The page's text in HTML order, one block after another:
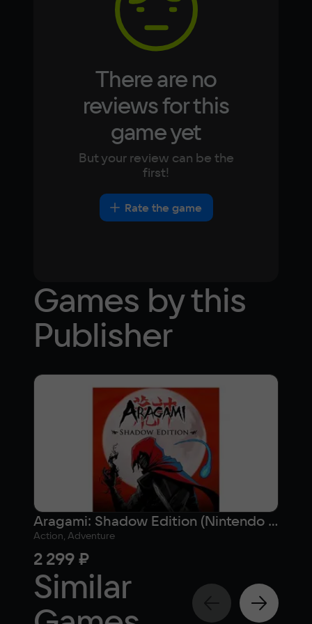
Intel HD Graphics 4000-5000 series
There are no
reviews for this
game yet
But your review can be the
first!
Rate the game
Games by this
Publisher
Aragami: Shadow Edition (Nintendo Switch - Цифровая версия) (EU)
Action, Adventure
2 299 ₽
Similar